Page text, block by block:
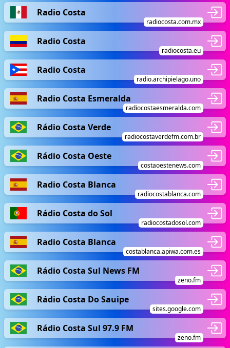
Radio Costa
radiocosta.com.mx
Radio Costa
radiocosta.eu
Radio Costa
radio.archipielago.uno
Radio Costa Esmeralda
radiocostaesmeralda.com
Rádio Costa Verde
radiocostaverdefm.com.br
Rádio Costa Oeste
costaoestenews.com
Radio Costa Blanca
radiocostablanca.com
Rádio Costa do Sol
radiocostadosol.com
Radio Costa Blanca
costablanca.apiwa.com.es
Rádio Costa Sul News FM
zeno.fm
Rádio Costa Do Sauipe
sites.google.com
Rádio Costa Sul 97.9 FM
zeno.fm